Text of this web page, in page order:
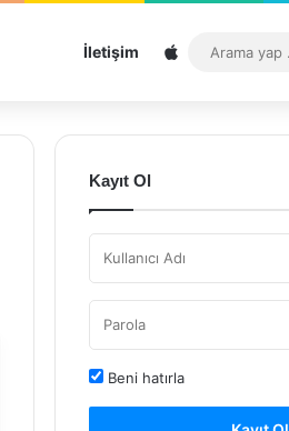
İletişim Sitemap
Kayıt Ol
Beni hatırla